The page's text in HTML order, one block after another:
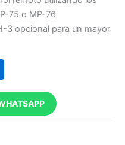
75 o MP-76
3 opcional para un mayor